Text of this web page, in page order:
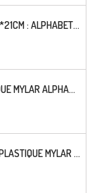
POCHOIR PLASTIQUE 30*21CM : ALPHABET (02)
POCHOIR A4 EN PLASTIQUE MYLAR ALPHABET LETTRE TYPO RAVIE 30 MM
POCHOIR LETTRE A4 EN PLASTIQUE MYLAR ALPHABET LETTRES SCRIPT CAPITALES 25 MM